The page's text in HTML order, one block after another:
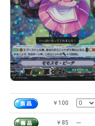
￥100
￥85 ---